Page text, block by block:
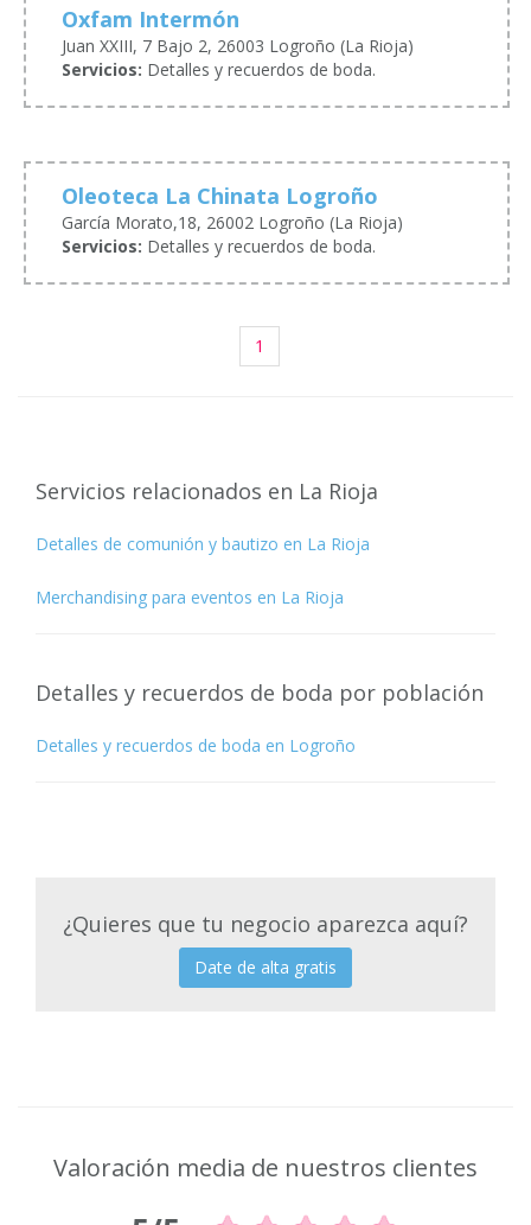
Oxfam Intermón
Juan XXIII, 7 Bajo 2, 26003 Logroño (La Rioja)
Servicios: Detalles y recuerdos de boda.
Oleoteca La Chinata Logroño
García Morato,18, 26002 Logroño (La Rioja)
Servicios: Detalles y recuerdos de boda.
1
Servicios relacionados en La Rioja
Detalles de comunión y bautizo en La Rioja
Merchandising para eventos en La Rioja
Detalles y recuerdos de boda por población
Detalles y recuerdos de boda en Logroño
¿Quieres que tu negocio aparezca aquí?
Date de alta gratis
Valoración media de nuestros clientes